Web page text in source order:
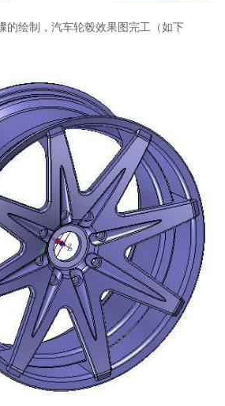
的绘制，汽车轮毂效果图完工（如下